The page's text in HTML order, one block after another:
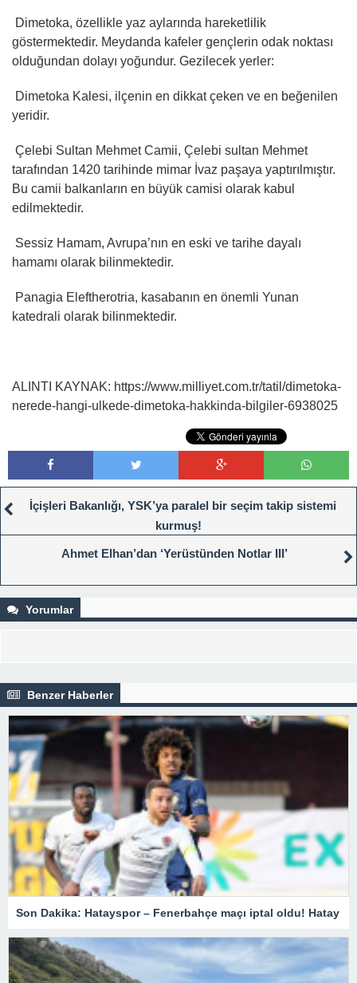
Dimetoka, özellikle yaz aylarında hareketlilik
göstermektedir. Meydanda kafeler gençlerin odak noktası
olduğundan dolayı yoğundur. Gezilecek yerler:
Dimetoka Kalesi, ilçenin en dikkat çeken ve en beğenilen
yeridir.
Çelebi Sultan Mehmet Camii, Çelebi sultan Mehmet
tarafından 1420 tarihinde mimar İvaz paşaya yaptırılmıştır.
Bu camii balkanların en büyük camisi olarak kabul
edilmektedir.
Sessiz Hamam, Avrupa’nın en eski ve tarihe dayalı
hamamı olarak bilinmektedir.
Panagia Eleftherotria, kasabanın en önemli Yunan
katedrali olarak bilinmektedir.
ALINTI KAYNAK: https://www.milliyet.com.tr/tatil/dimetoka-
nerede-hangi-ulkede-dimetoka-hakkinda-bilgiler-6938025
İçişleri Bakanlığı, YSK’ya paralel bir seçim takip sistemi
kurmuş!
Ahmet Elhan’dan ‘Yerüstünden Notlar III’
Yorumlar
Benzer Haberler
Son Dakika: Hatayspor – Fenerbahçe maçı iptal oldu! Hatay